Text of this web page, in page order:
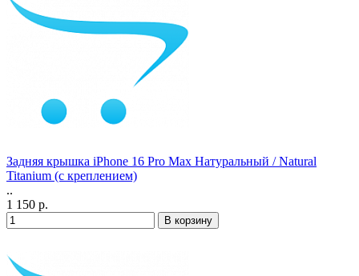
Задняя крышка iPhone 16 Pro Max Натуральный / Natural
Titanium (с креплением)
..
1 150 р.